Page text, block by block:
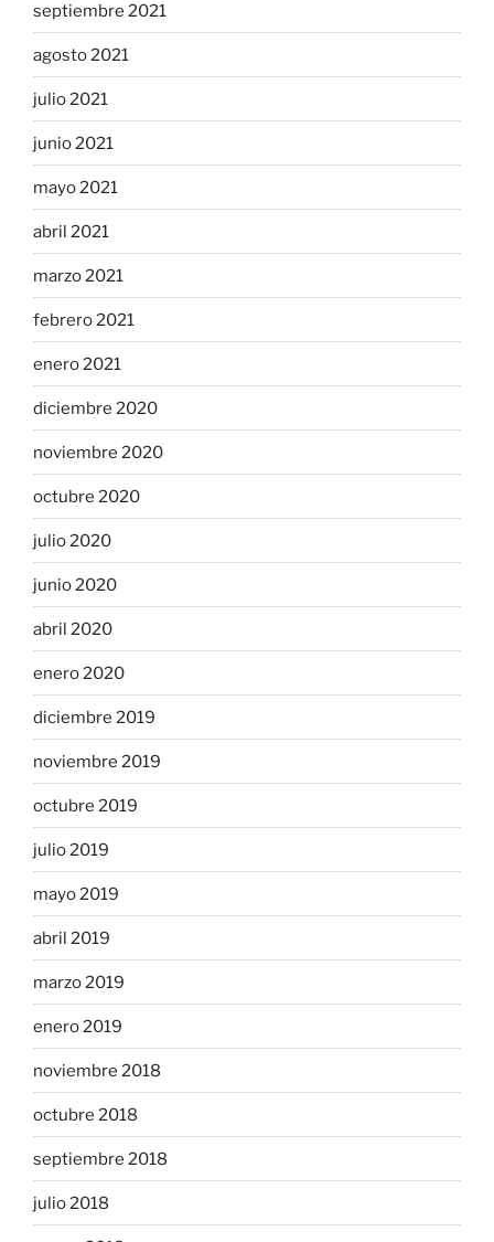
septiembre 2021
agosto 2021
julio 2021
junio 2021
mayo 2021
abril 2021
marzo 2021
febrero 2021
enero 2021
diciembre 2020
noviembre 2020
octubre 2020
julio 2020
junio 2020
abril 2020
enero 2020
diciembre 2019
noviembre 2019
octubre 2019
julio 2019
mayo 2019
abril 2019
marzo 2019
enero 2019
noviembre 2018
octubre 2018
septiembre 2018
julio 2018